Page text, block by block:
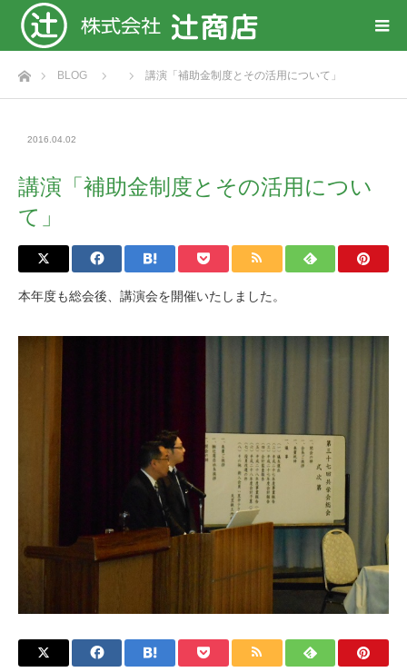
ホームBLOG 講演「補助金制度とその活用について」
2016.04.02
講演「補助金制度とその活用につい
て」
本年度も総会後、講演会を開催いたしました。